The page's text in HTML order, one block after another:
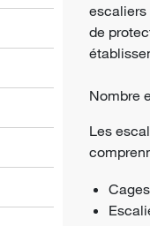
escaliers
de
Nombre
Les